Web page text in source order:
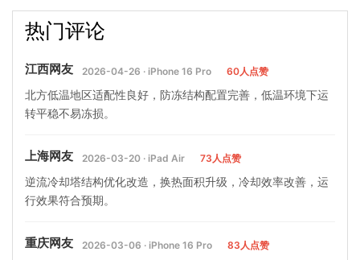
重要技术参数…
热门评论
江西网友 2026-04-26 · iPhone 16 Pro 60人点赞
北方低温地区适配性良好，防冻结构配置完善，低温环境下运
转平稳不易冻损。
上海网友 2026-03-20 · iPad Air 73人点赞
逆流冷却塔结构优化改造，换热面积升级，冷却效率改善，运
行效果符合预期。
重庆网友 2026-03-06 · iPhone 16 Pro 83人点赞